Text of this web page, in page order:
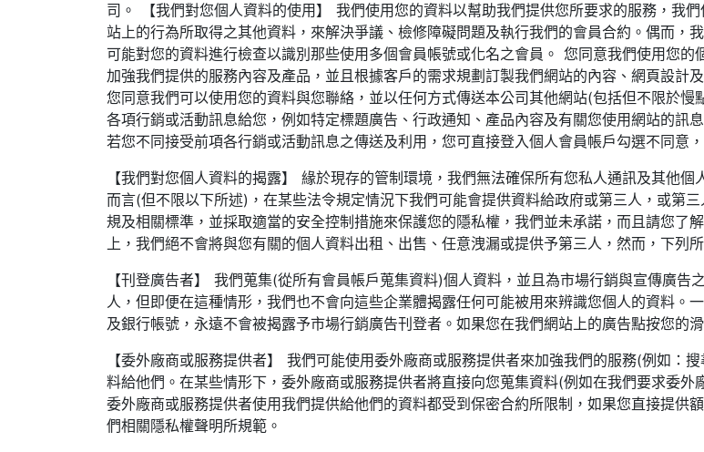
司。 【我們對您個人資料的使用】 我們使用您的資料以幫助我們提供您所要求的服務，我
站上的行為所取得之其他資料，來解決爭議、檢修障礙問題及執行我們的會員合約。偶而，
可能對您的資料進行檢查以識別那些使用多個會員帳號或化名之會員。 您同意我們使用您
加強我們提供的服務內容及產品，並且根據客戶的需求規劃訂製我們網站的內容、網頁設計
您同意我們可以使用您的資料與您聯絡，並以任何方式傳送本公司其他網站(包括但不限於
各項行銷或活動訊息給您，例如特定標題廣告、行政通知、產品內容及有關您使用網站的訊
若您不同接受前項各行銷或活動訊息之傳送及利用，您可直接登入個人會員帳戶勾選不同意
【我們對您個人資料的揭露】 緣於現存的管制環境，我們無法確保所有您私人通訊及其他
而言(但不限以下所述)，在某些法令規定情況下我們可能會提供資料給政府或第三人，或第
規及相關標準，並採取適當的安全控制措施來保護您的隱私權，我們並未承諾，而且請您了
上，我們絕不會將與您有關的個人資料出租、出售、任意洩漏或提供予第三人，然而，下列
【刊登廣告者】 我們蒐集(從所有會員帳戶蒐集資料)個人資料，並且為市場行銷與宣傳廣
人，但即便在這種情形，我們也不會向這些企業體揭露任何可能被用來辨識您個人的資料。
及銀行帳號，永遠不會被揭露予市場行銷廣告刊登者。如果您在我們網站上的廣告點按您的
【委外廠商或服務提供者】 我們可能使用委外廠商或服務提供者來加強我們的服務(例如：
料給他們。在某些情形下，委外廠商或服務提供者將直接向您蒐集資料(例如在我們要求委
委外廠商或服務提供者使用我們提供給他們的資料都受到保密合約所限制，如果您直接提供
們相關隱私權聲明所規範。